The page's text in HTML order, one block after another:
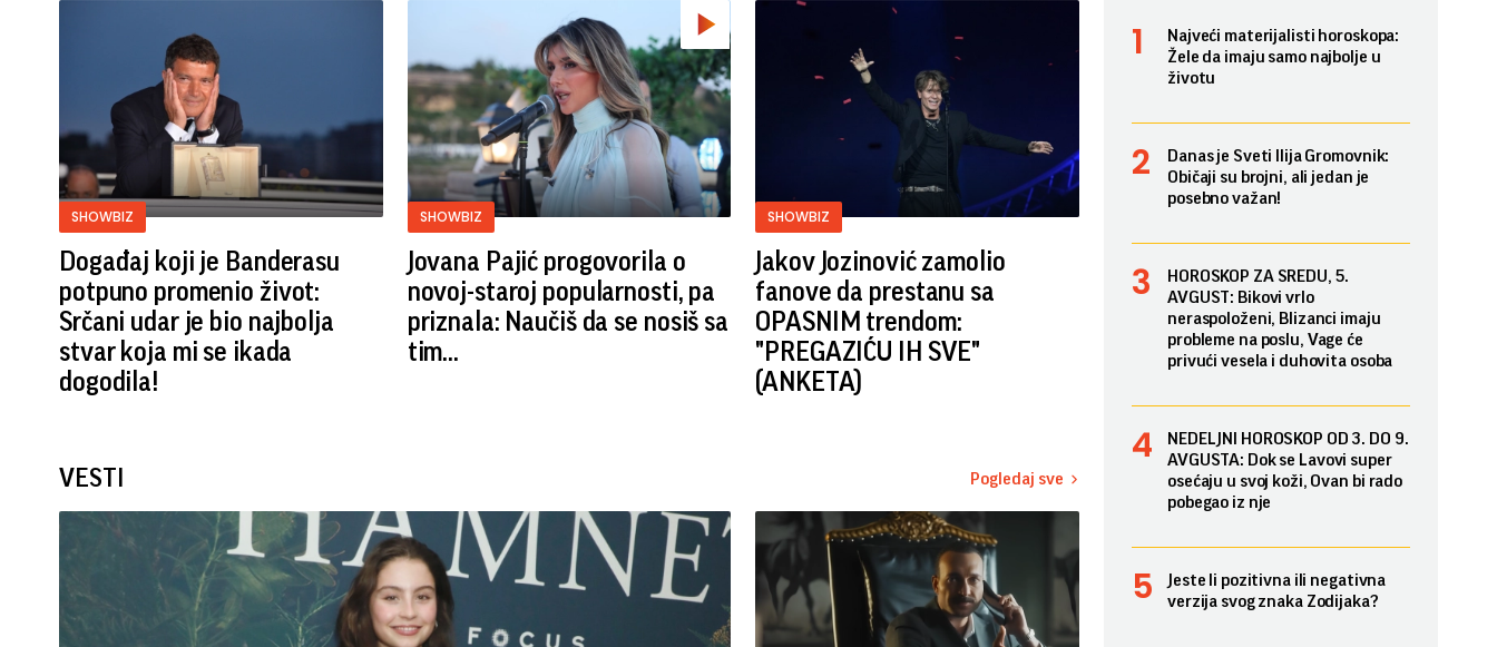
SHOWBIZ
Događaj koji je Banderasu
potpuno promenio život:
Srčani udar je bio najbolja
stvar koja mi se ikada
dogodila!
SHOWBIZ
Jovana Pajić progovorila o
novoj-staroj popularnosti, pa
priznala: Naučiš da se nosiš sa
tim...
SHOWBIZ
Jakov Jozinović zamolio
fanove da prestanu sa
OPASNIM trendom:
"PREGAZIĆU IH SVE"
(ANKETA)
VESTI Pogledaj sve
Najveći materijalisti horoskopa:
Žele da imaju samo najbolje u
životu
Danas je Sveti Ilija Gromovnik:
Običaji su brojni, ali jedan je
posebno važan!
HOROSKOP ZA SREDU, 5.
AVGUST: Bikovi vrlo
neraspoloženi, Blizanci imaju
probleme na poslu, Vage će
privući vesela i duhovita osoba
NEDELJNI HOROSKOP OD 3. DO 9.
AVGUSTA: Dok se Lavovi super
osećaju u svoj koži, Ovan bi rado
pobegao iz nje
Jeste li pozitivna ili negativna
verzija svog znaka Zodijaka?